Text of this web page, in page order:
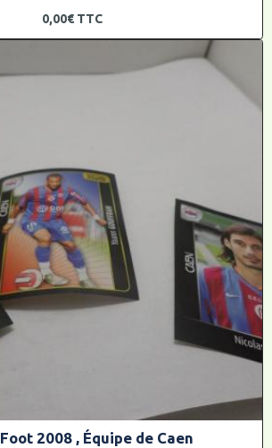
0,00€ TTC
Panini Foot 2008 , Équipe de Caen